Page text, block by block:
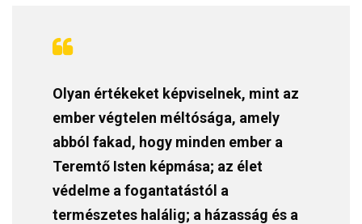
Olyan értékeket képviselnek, mint az
ember végtelen méltósága, amely
abból fakad, hogy minden ember a
Teremtő Isten képmása; az élet
védelme a fogantatástól a
természetes halálig; a házasság és a